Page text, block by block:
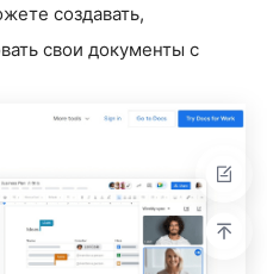
создавать,
свои документы с